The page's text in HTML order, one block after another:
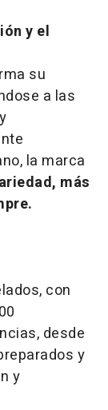
y el
su
a las
la marca
más
con
desde
y
y